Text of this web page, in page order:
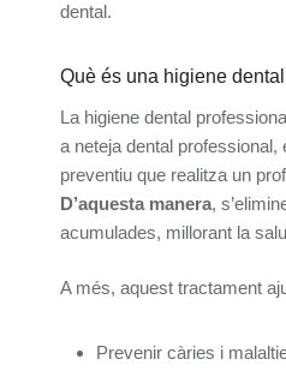
dental.
Què és una higiene
La higiene dental
a neteja dental professional,
preventiu que realitza un
D’aquesta manera,
acumulades, millorant la
A més, aquest tractament
Prevenir càries i